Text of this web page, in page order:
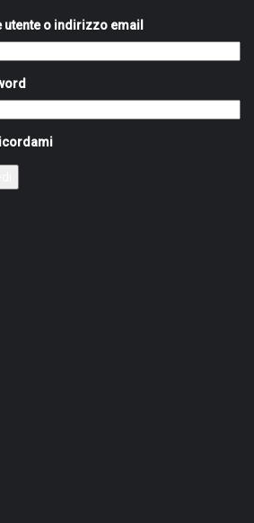
utente o indirizzo email